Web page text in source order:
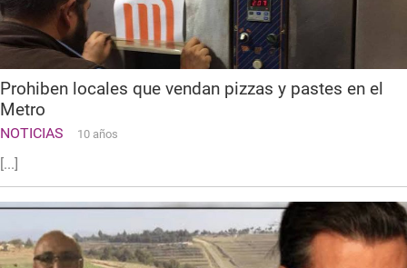
Prohiben locales que vendan pizzas y pastes en el
Metro
NOTICIAS 10 años
[...]